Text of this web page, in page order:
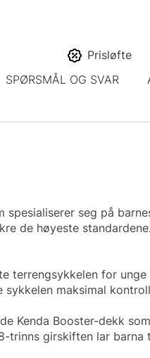
Prisløfte
SPØRSMÅL OG SVAR
spesialiserer seg på
de høyeste
terrengsykkelen for
maksimal
Kenda Booster-dekk
trinns girskiften lar